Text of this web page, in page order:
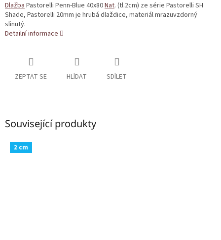
DlažbaPastorelli Penn-Blue 40x80Nat. (tl.2cm) ze série Pastorelli SH
Shade, Pastorelli 20mm je hrubá dlaždice, materiál mrazuvzdorný
slinutý.
Detailní informace
ZEPTAT SE HLÍDAT SDÍLET
Související produkty
2 cm